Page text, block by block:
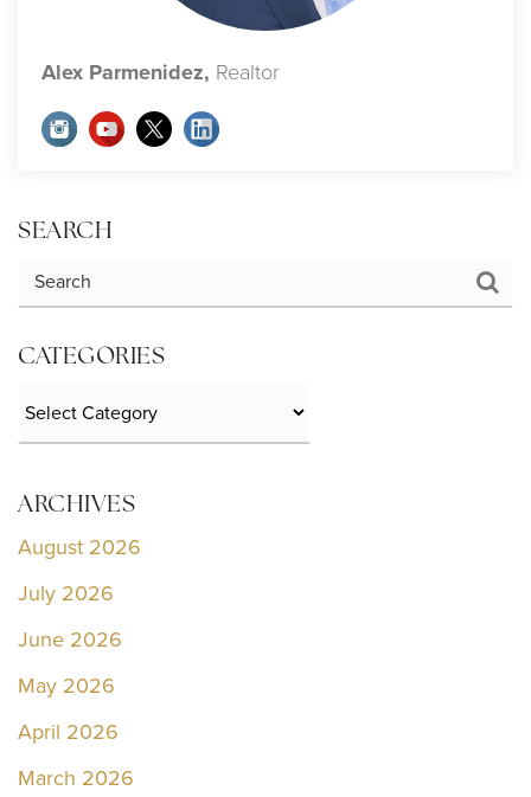
Alex Parmenidez, Realtor
SEARCH
CATEGORIES
ARCHIVES
August 2026
July 2026
June 2026
May 2026
April 2026
March 2026